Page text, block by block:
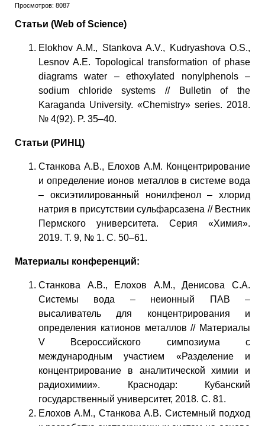
Просмотров: 8087
Статьи (Web of Science)
Elokhov A.M., Stankova A.V., Kudryashova O.S.,
Lesnov A.E. Topological transformation of phase
diagrams water – ethoxylated nonylphenols –
sodium chloride systems // Bulletin of the
Karaganda University. «Chemistry» series. 2018.
№ 4(92). P. 35–40.
Статьи (РИНЦ)
Станкова А.В., Елохов А.М. Концентрирование
и определение ионов металлов в системе вода
– оксиэтилированный нонилфенол – хлорид
натрия в присутствии сульфарсазена // Вестник
Пермского университета. Серия «Химия».
2019. Т. 9, № 1. С. 50–61.
Материалы конференций:
Станкова А.В., Елохов А.М., Денисова С.А.
Системы вода – неионный ПАВ –
высаливатель для концентрирования и
определения катионов металлов // Материалы
V Всероссийского симпозиума с
международным участием «Разделение и
концентрирование в аналитической химии и
радиохимии». Краснодар: Кубанский
государственный университет, 2018. С. 81.
Елохов А.М., Станкова А.В. Системный подход